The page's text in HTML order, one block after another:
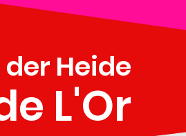
Heide
L'Or